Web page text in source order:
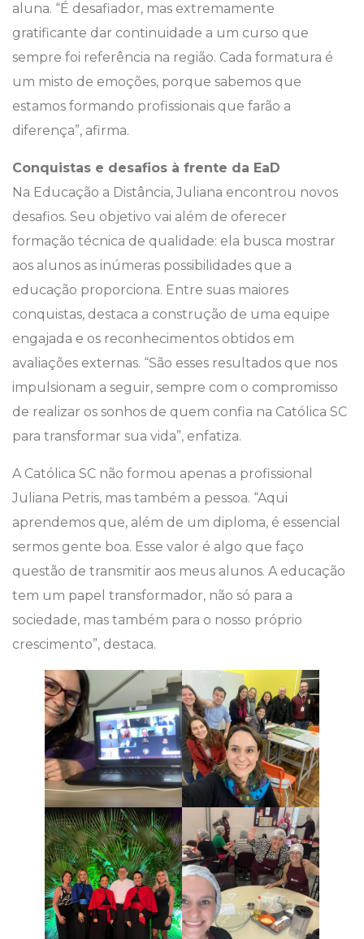
aluna. “É desafiador, mas extremamente
gratificante dar continuidade a um curso que
sempre foi referência na região. Cada formatura é
um misto de emoções, porque sabemos que
estamos formando profissionais que farão a
diferença”, afirma.
Conquistas e desafios à frente da EaD
Na Educação a Distância, Juliana encontrou novos
desafios. Seu objetivo vai além de oferecer
formação técnica de qualidade: ela busca mostrar
aos alunos as inúmeras possibilidades que a
educação proporciona. Entre suas maiores
conquistas, destaca a construção de uma equipe
engajada e os reconhecimentos obtidos em
avaliações externas. “São esses resultados que nos
impulsionam a seguir, sempre com o compromisso
de realizar os sonhos de quem confia na Católica SC
para transformar sua vida”, enfatiza.
A Católica SC não formou apenas a profissional
Juliana Petris, mas também a pessoa. “Aqui
aprendemos que, além de um diploma, é essencial
sermos gente boa. Esse valor é algo que faço
questão de transmitir aos meus alunos. A educação
tem um papel transformador, não só para a
sociedade, mas também para o nosso próprio
crescimento”, destaca.